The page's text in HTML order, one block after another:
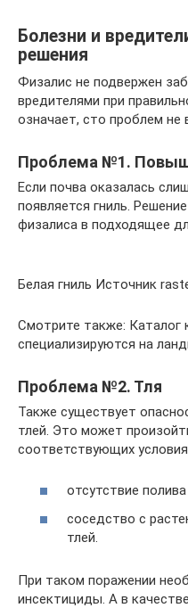
Болезни и
решения
Физалис не подвержен
вредителями при
означает, сто проблем не
Проблема №1.
Если почва оказалась
появляется гниль.
физалиса в подходящее
Белая гниль Источник
Смотрите также: Каталог
специализируются на
Проблема №2. Тля
Также существует
тлей. Это может
соответствующих
отсутствие
соседство с
тлей.
При таком поражении
инсектициды. А в